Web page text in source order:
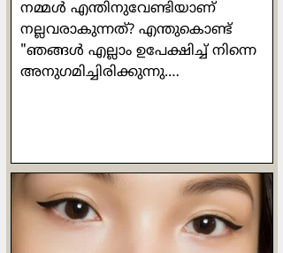
നമ്മൾ എന്തിനുവേണ്ടിയാണ്
നല്ലവരാകുന്നത്? എന്തുകൊണ്ട്
"ഞങ്ങൾ എല്ലാം ഉപേക്ഷിച്ച് നിന്നെ
അനുഗമിച്ചിരിക്കുന്നു.
പ്രബോധനങ്ങൾ ഒരിക്കലും പ്രതിഫലം
വാഗ്ദാനം ചെയ്തുകൊണ്ടുള്ളവ
ആയിരുന്നില്ല. പ്രാർത്ഥിക്കുമ്പോഴോ
ഉപവസിക്കുമ്പോഴോ ദാനധർമ്മം